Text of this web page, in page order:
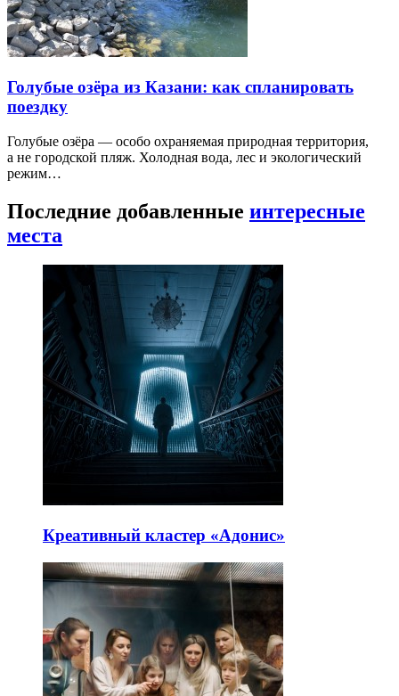
Голубые озёра из Казани: как спланировать
поездку
Голубые озёра — особо охраняемая природная территория,
а не городской пляж. Холодная вода, лес и экологический
режим…
Последние добавленные интересные
места
Креативный кластер «Адонис»